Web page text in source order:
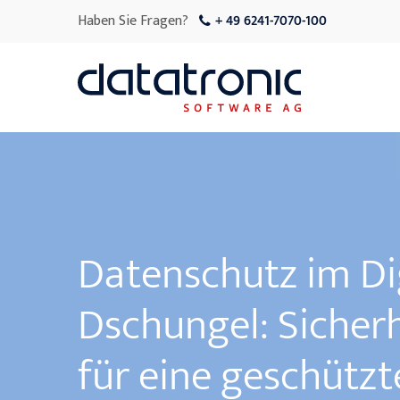
Haben Sie Fragen? + 49 6241-7070-100
Datenschutz im
Dschungel:
für eine